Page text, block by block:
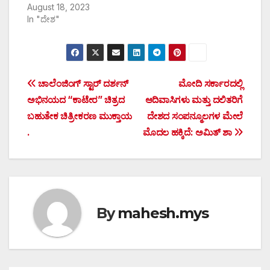
August 18, 2023
In "ದೇಶ"
Post
navigation
ಮೋದಿ ಸರ್ಕಾರದಲ್ಲಿ
ಆದಿವಾಸಿಗಳು ಮತ್ತು ದಲಿತರಿಗೆ
ದೇಶದ ಸಂಪನ್ಮೂಲಗಳ ಮೇಲೆ
ಮೊದಲ ಹಕ್ಕಿದೆ: ಅಮಿತ್ ಶಾ
ಚಾಲೆಂಜಿಂಗ್ ಸ್ಟಾರ್ ದರ್ಶನ್
ಅಭಿನಯದ “ಕಾಟೇರ” ಚಿತ್ರದ
ಬಹುತೇಕ ಚಿತ್ರೀಕರಣ ಮುಕ್ತಾಯ
.
Bymahesh.mys